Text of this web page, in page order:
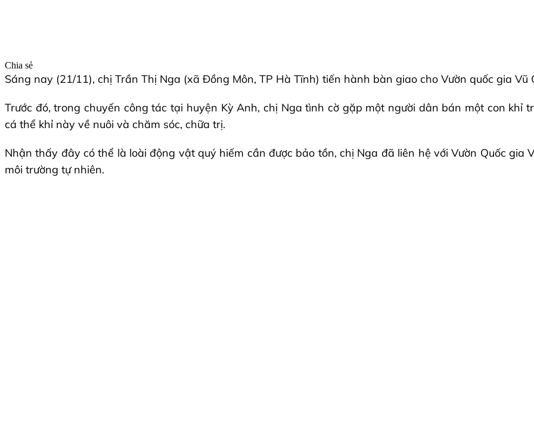
Chia sẻ
Sáng nay (21/11), chị Trần Thị Nga (xã Đồng Môn, TP Hà Tĩnh) tiến hành bàn giao cho Vườn quốc gia
Trước đó, trong chuyến công tác tại huyện Kỳ Anh, chị Nga tình cờ gặp một người dân bán một con khỉ
cá thể khỉ này về nuôi và chăm sóc, chữa trị.
Nhận thấy đây có thể là loài động vật quý hiếm cần được bảo tồn, chị Nga đã liên hệ với Vườn Quốc gia
môi trường tự nhiên.